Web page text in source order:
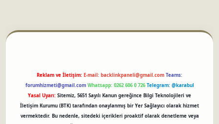
Reklam ve İletişim: E-mail: backlinkpaneli@gmail.com Teams:
forumhizmeti@gmail.com Whatsapp: 0262 606 0 726 Telegram: @karabul
Yasal Uyarı: Sitemiz, 5651 Sayılı Kanun gereğince Bilgi Teknolojileri ve
İletişim Kurumu (BTK) tarafından onaylanmış bir Yer Sağlayıcı olarak hizmet
vermektedir. Bu nedenle, sitedeki içerikleri proaktif olarak denetleme veya